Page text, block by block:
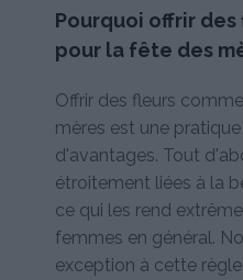
Pourquoi offrir
pour la fête des
Offrir des fleurs
mères est une
d'avantages. Tout
étroitement liées à la
ce qui les rend
femmes en général.
exception à cette